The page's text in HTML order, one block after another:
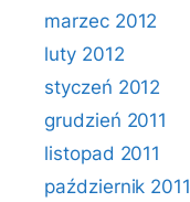
marzec 2012
luty 2012
styczeń 2012
grudzień 2011
listopad 2011
październik 2011